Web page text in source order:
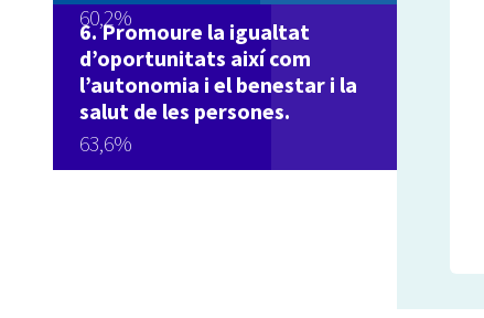
60,2%
Promoure la igualtat
d’oportunitats així com
l’autonomia i el benestar i la
salut de les persones.
63,6%